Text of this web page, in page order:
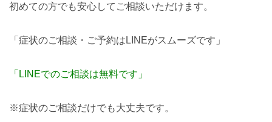
初めての方でも安心してご相談いただけます。
「症状のご相談・ご予約はLINEがスムーズです」
「LINEでのご相談は無料です」
※症状のご相談だけでも大丈夫です。